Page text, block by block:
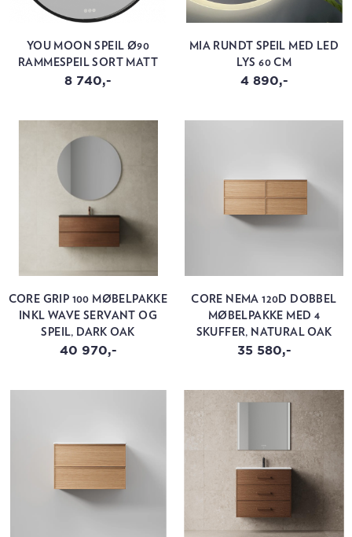
YOU MOON SPEIL Ø90
RAMMESPEIL SORT MATT
8 740,-
MIA RUNDT SPEIL MED LED
LYS 60 CM
4 890,-
CORE GRIP 100 MØBELPAKKE
INKL WAVE SERVANT OG
SPEIL, DARK OAK
40 970,-
CORE NEMA 120D DOBBEL
MØBELPAKKE MED 4
SKUFFER, NATURAL OAK
35 580,-